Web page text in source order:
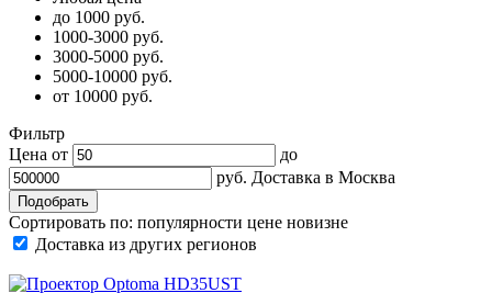
до 1000 руб.
1000-3000 руб.
3000-5000 руб.
5000-10000 руб.
от 10000 руб.
Фильтр
Цена от
до
руб. Доставка в Москва
Сортировать по: популярности цене новизне
Доставка из других регионов